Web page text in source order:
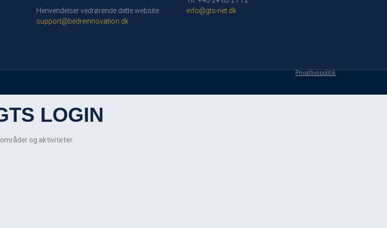
Henvendelser vedrørende dette website:
support@bedreinnovation.dk
info@gts-net.dk
Privatlivspolitik
LOGIN
og aktiviteter.